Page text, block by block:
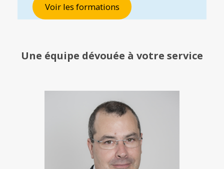
Voir les formations
Une équipe dévouée à votre service